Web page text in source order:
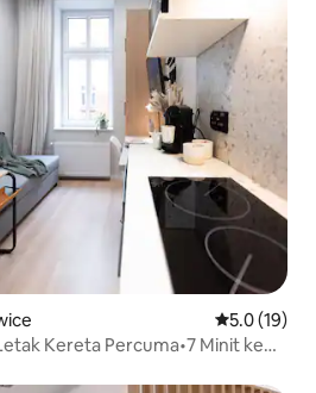
Penarafan
5.0 (19)
Kereta Percuma•7 Minit ke